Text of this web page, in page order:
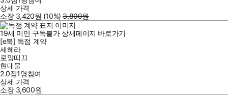
상세 가격
소장 3,420원 (10%) 3,800원
19세 미만 구독불가 상세페이지 바로가기
[e북] 독점 계약
세헤라
로망띠끄
현대물
2.0점1명참여
상세 가격
소장 3,600원